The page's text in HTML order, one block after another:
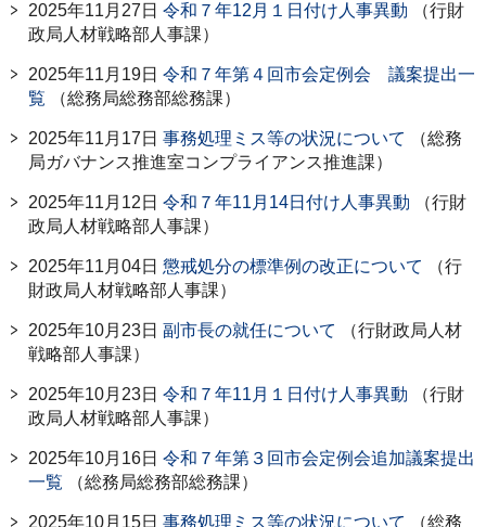
2025年11月27日 令和７年12月１日付け人事異動 （行財
政局人材戦略部人事課）
2025年11月19日 令和７年第４回市会定例会 議案提出一
覧 （総務局総務部総務課）
2025年11月17日 事務処理ミス等の状況について
（総務
局ガバナンス推進室コンプライアンス推進課）
2025年11月12日 令和７年11月14日付け人事異動 （行財
政局人材戦略部人事課）
2025年11月04日 懲戒処分の標準例の改正について
（行
財政局人材戦略部人事課）
2025年10月23日 副市長の就任について
（行財政局人材
戦略部人事課）
2025年10月23日 令和７年11月１日付け人事異動 （行財
政局人材戦略部人事課）
2025年10月16日 令和７年第３回市会定例会追加議案提出
一覧 （総務局総務部総務課）
2025年10月15日 事務処理ミス等の状況について
（総務